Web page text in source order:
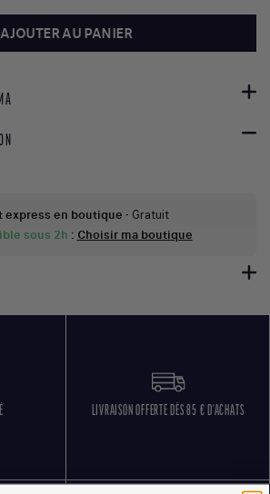
AJOUTER AU PANIER
express en boutique - Gratuit
sous 2h : Choisir ma boutique
LIVRAISON OFFERTE DÈS 85 € D'ACHATS